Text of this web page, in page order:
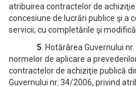
atribuirea contractelor de
concesiune de lucrări publice şi a
servicii, cu completările şi
5 . Hotărârea Guvernului
normelor de aplicare a
contractelor de achiziţie publică
Guvernului nr. 34/2006, privind